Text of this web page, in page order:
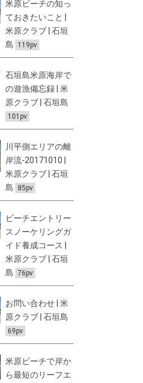
米原ビーチの知っ
ておきたいこと |
米原クラブ | 石垣
島
119pv
石垣島米原海岸で
の遊漁備忘録 | 米
原クラブ | 石垣島
101pv
川平側エリアの離
岸流-20171010 |
米原クラブ | 石垣
島
85pv
ビーチエントリー
スノーケリングガ
イド養成コース |
米原クラブ | 石垣
島 76pv
お問い合わせ | 米
原クラブ | 石垣島
69pv
米原ビーチで岸か
ら最短のリーフエ